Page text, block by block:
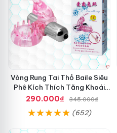
Vòng Rung Tai Thỏ Baile Siêu
Phê Kích Thích Tăng Khoái
Cảm
290.000₫ 345.000₫
(652)